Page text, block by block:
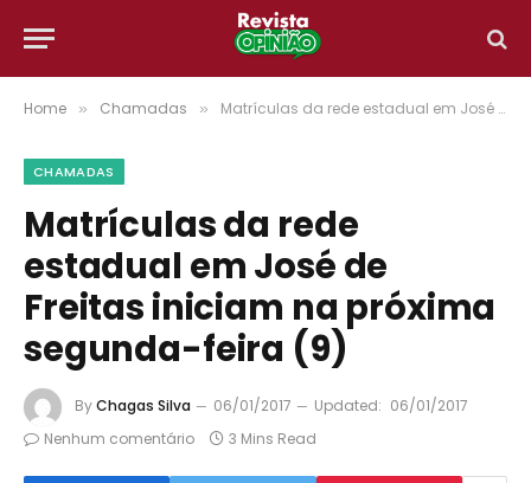
Home » Chamadas » Matrículas da rede estadual em José de Freitas iniciam na próxima segunda-feira (9)
CHAMADAS
Matrículas da rede
estadual em José de
Freitas iniciam na próxima
segunda-feira (9)
ByChagas Silva 06/01/2017 Updated: 06/01/2017
Nenhum comentário
3 Mins Read